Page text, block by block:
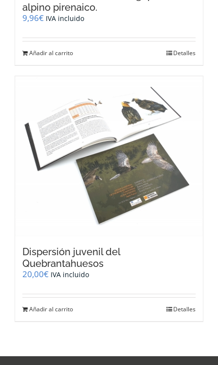
alpino pirenaico.
9,96€ IVA incluido
Añadir al carrito Detalles
Dispersión juvenil del
Quebrantahuesos
20,00€ IVA incluido
Añadir al carrito Detalles